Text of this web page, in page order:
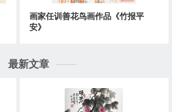
画家任训善花鸟画作品《竹报平
安》
最新文章